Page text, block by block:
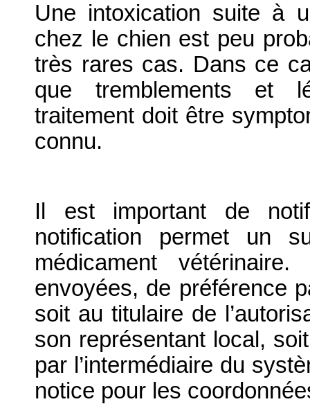
Une intoxication suite à
chez le chien est peu
très rares cas. Dans ce
que tremblements et
traitement doit être
connu.
Il est important de
notification permet un
médicament
envoyées, de préférence
soit au titulaire de
son représentant local,
par l’intermédiaire du
notice pour les